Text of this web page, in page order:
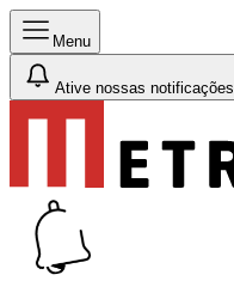
Menu
Ative nossas notificações